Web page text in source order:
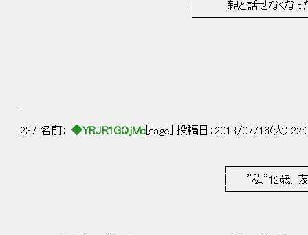
│ 親と話せなくなっ
237 名前： ◆YRJR1GQjMc [sage] 投稿日：2013/07/16(火)
│ ”私”12歳、友達に疑問